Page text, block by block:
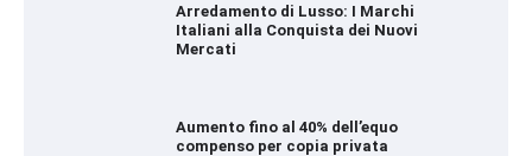
Arredamento di Lusso: I Marchi
Italiani alla Conquista dei Nuovi
Mercati
Aumento fino al 40% dell’equo
compenso per copia privata